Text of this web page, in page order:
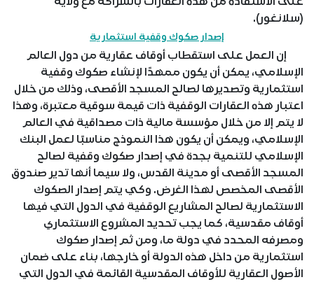
(سلانغور).
إصدار صكوك وقفية استثمارية
إن العمل على استقطاب أوقاف عقارية من دول العالم
الإسلامي، يمكن أن يكون ممهدًا لإنشاء صكوك وقفية
استثمارية وتصديرها لصالح المسجد الأقصى، وذلك من خلال
اعتبار هذه العقارات الوقفية ذات قيمة سوقية معتبرة، وهذا
لا يتم إلا من خلال مؤسسة مالية ذات مصداقية في العالم
الإسلامي، ويمكن أن يكون هذا النموذج مناسبًا لعمل البنك
الإسلامي للتنمية بجدة في إصدار صكوك وقفية لصالح
المسجد الأقصى أو مدينة القدس، ولا سيما أنها تدير صندوق
الأقصى المخصص لهذا الغرض. وكي يتم إصدار الصكوك
الاستثمارية لصالح المشاريع الوقفية في الدول التي فيها
أوقاف مقدسية، كما يجب تحديد المشروع الاستثماري
ومصرفه المحدد في دولة ما، ومن ثم إصدار صكوك
استثمارية من داخل هذه الدولة أو خارجها، بناء على ضمان
الأصول العقارية للأوقاف المقدسية القائمة في الدول التي